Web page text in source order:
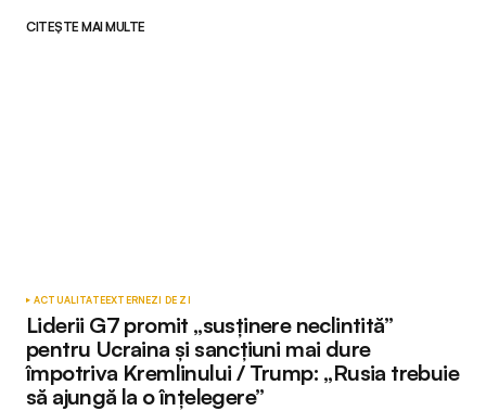
CITEȘTE MAI MULTE
ACTUALITATEEXTERNEZI DE ZI
Liderii G7 promit „susținere neclintită”
pentru Ucraina și sancțiuni mai dure
împotriva Kremlinului / Trump: „Rusia trebuie
să ajungă la o înțelegere”